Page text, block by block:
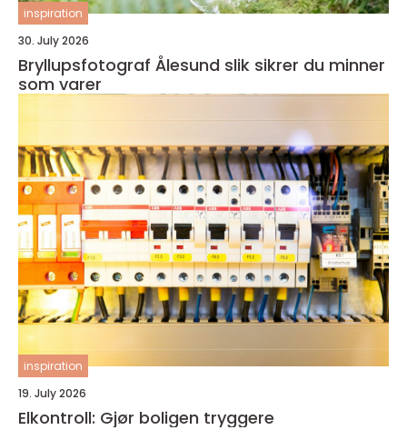
inspiration
30. July 2026
Bryllupsfotograf Ålesund slik sikrer du minner
som varer
inspiration
19. July 2026
Elkontroll: Gjør boligen tryggere